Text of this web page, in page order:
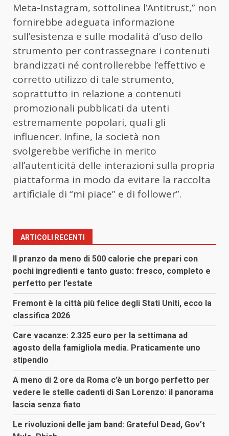
Meta-Instagram, sottolinea l’Antitrust,” non
fornirebbe adeguata informazione
sull’esistenza e sulle modalità d’uso dello
strumento per contrassegnare i contenuti
brandizzati né controllerebbe l’effettivo e
corretto utilizzo di tale strumento,
soprattutto in relazione a contenuti
promozionali pubblicati da utenti
estremamente popolari, quali gli
influencer. Infine, la società non
svolgerebbe verifiche in merito
all’autenticità delle interazioni sulla propria
piattaforma in modo da evitare la raccolta
artificiale di “mi piace” e di follower”.
ARTICOLI RECENTI
Il pranzo da meno di 500 calorie che prepari con
pochi ingredienti e tanto gusto: fresco, completo e
perfetto per l’estate
Fremont è la città più felice degli Stati Uniti, ecco la
classifica 2026
Care vacanze: 2.325 euro per la settimana ad
agosto della famigliola media. Praticamente uno
stipendio
A meno di 2 ore da Roma c’è un borgo perfetto per
vedere le stelle cadenti di San Lorenzo: il panorama
lascia senza fiato
Le rivoluzioni delle jam band: Grateful Dead, Gov’t